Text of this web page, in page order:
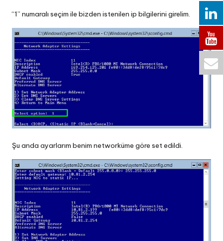
“1” numaralı seçim ile bizden istenilen ip bilgilerini girelim.
Şu anda ayarlarım benim networküme göre set edildi.